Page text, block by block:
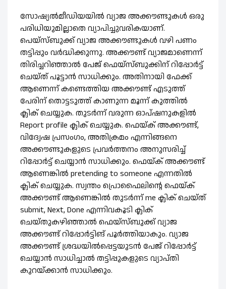
സോഷ്യല്‍മീഡിയയില്‍ വ്യാജ അക്കൗണ്ടുകള്‍ ഒരു
പരിധിയുമില്ലാതെ വ്യാപിച്ചുവരികയാണ്.
പെയ്സ്ബുക്ക് വ്യാജ അക്കൗണ്ടുകള്‍ വഴി പണം
തട്ടിപ്പും വര്‍ദ്ധിക്കുന്നു. അക്കൗണ്ട് വ്യാജമാണെന്ന്
തിരിച്ചറിഞ്ഞാല്‍ പേജ് ഫെയ്സ്ബുക്കിന് റിപ്പോര്‍ട്ട്
ചെയ്ത് പൂട്ടാന്‍ സാധിക്കും. അതിനായി ഫേക്ക്
ആണെന്ന് കണ്ടെത്തിയ അക്കൗണ്ട് എടുത്ത്
പേരിന് തൊട്ടടുത്ത് കാണുന്ന മൂന്ന് കുത്തില്‍
ക്ലിക് ചെയ്യുക. തുടര്‍ന്ന് വരുന്ന ഓപ്ഷനുകളില്‍
Report profile ക്ലിക് ചെയ്യുക. ഫെയ്ക് അക്കൗണ്ട്,
വിദ്വേഷ പ്രസംഗം, അതിക്രമം എന്നിങ്ങനെ
അക്കൗണ്ടുകളുടെ പ്രവര്‍ത്തനം അനുസരിച്ച്
റിപ്പോര്‍ട്ട് ചെയ്യാന്‍ സാധിക്കും. ഫെയ്ക് അക്കൗണ്ട്
ആണെങ്കില്‍ pretending to someone എന്നതില്‍
ക്ലിക് ചെയ്യുക. സ്വന്തം പ്രൊഫൈലിന്റെ ഫെയ്ക്
അക്കൗണ്ട് ആണെങ്കില്‍ തുടര്‍ന്ന് me ക്ലിക് ചെയ്ത്
submit, Next, Done എന്നിവകൂടി ക്ലിക്
ചെയ്തുകഴിഞ്ഞാല്‍ ഫെയ്സ്ബുക്ക് വ്യാജ
അക്കൗണ്ട് റിപ്പോര്‍ട്ടിങ് പൂര്‍ത്തിയാകും. വ്യാജ
അക്കൗണ്ട് ശ്രദ്ധയില്‍പ്പെട്ടയുടന്‍ പേജ് റിപ്പോര്‍ട്ട്
ചെയ്യാന്‍ സാധിച്ചാല്‍ തട്ടിപ്പുകളുടെ വ്യാപ്തി
കുറയ്ക്കാന്‍ സാധിക്കും.